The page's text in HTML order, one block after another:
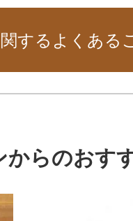
するよくある
からのおす